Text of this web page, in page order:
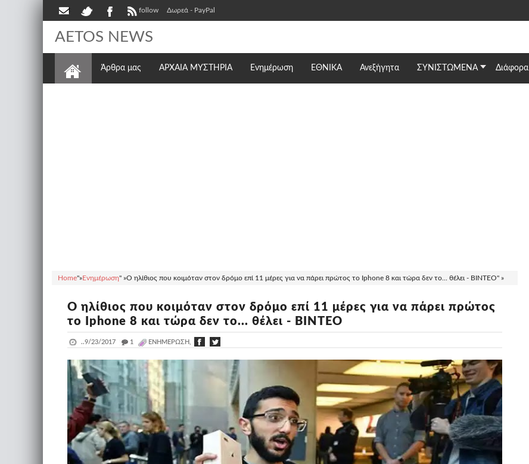
follow Δωρεά - PayPal
AETOS NEWS
Άρθρα μας ΑΡΧΑΙΑ ΜΥΣΤΗΡΙΑ Ενημέρωση ΕΘΝΙΚΆ Ανεξήγητα ΣΥΝΙΣΤΩΜΕΝΑ Διάφορα
Home"»Ενημέρωση" »Ο ηλίθιος που κοιμόταν στον δρόμο επί 11 μέρες για να πάρει πρώτος το Iphone 8 και τώρα δεν το... θέλει - ΒΙΝΤΕΟ" »
Ο ηλίθιος που κοιμόταν στον δρόμο επί 11 μέρες για να πάρει πρώτος
το Iphone 8 και τώρα δεν το... θέλει - ΒΙΝΤΕΟ
..9/23/2017 _ 1 ΕΝΗΜΈΡΩΣΗ,